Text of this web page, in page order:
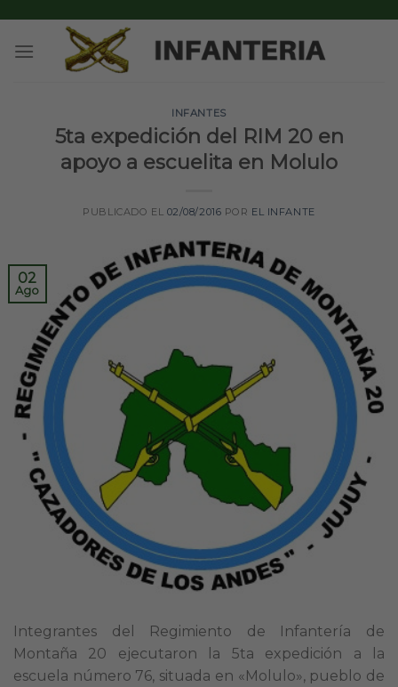
content
INFANTES
5ta expedición del RIM 20 en
apoyo a escuelita en Molulo
PUBLICADO EL 02/08/2016 POR EL INFANTE
02
Ago
Integrantes del Regimiento de Infantería de
Montaña 20 ejecutaron la 5ta expedición a la
escuela número 76, situada en «Molulo», pueblo de